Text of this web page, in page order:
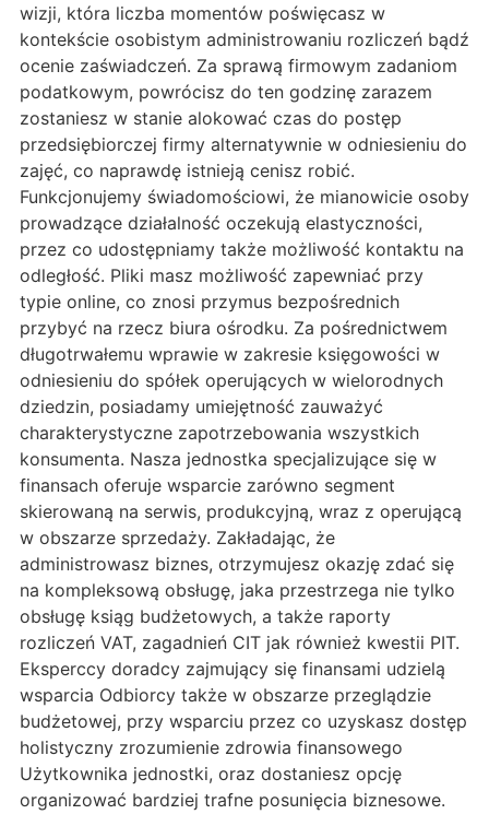
wizji, która liczba momentów poświęcasz w
kontekście osobistym administrowaniu rozliczeń bądź
ocenie zaświadczeń. Za sprawą firmowym zadaniom
podatkowym, powrócisz do ten godzinę zarazem
zostaniesz w stanie alokować czas do postęp
przedsiębiorczej firmy alternatywnie w odniesieniu do
zajęć, co naprawdę istnieją cenisz robić.
Funkcjonujemy świadomościowi, że mianowicie osoby
prowadzące działalność oczekują elastyczności,
przez co udostępniamy także możliwość kontaktu na
odległość. Pliki masz możliwość zapewniać przy
typie online, co znosi przymus bezpośrednich
przybyć na rzecz biura ośrodku. Za pośrednictwem
długotrwałemu wprawie w zakresie księgowości w
odniesieniu do spółek operujących w wielorodnych
dziedzin, posiadamy umiejętność zauważyć
charakterystyczne zapotrzebowania wszystkich
konsumenta. Nasza jednostka specjalizujące się w
finansach oferuje wsparcie zarówno segment
skierowaną na serwis, produkcyjną, wraz z operującą
w obszarze sprzedaży. Zakładając, że
administrowasz biznes, otrzymujesz okazję zdać się
na kompleksową obsługę, jaka przestrzega nie tylko
obsługę ksiąg budżetowych, a także raporty
rozliczeń VAT, zagadnień CIT jak również kwestii PIT.
Eksperccy doradcy zajmujący się finansami udzielą
wsparcia Odbiorcy także w obszarze przeglądzie
budżetowej, przy wsparciu przez co uzyskasz dostęp
holistyczny zrozumienie zdrowia finansowego
Użytkownika jednostki, oraz dostaniesz opcję
organizować bardziej trafne posunięcia biznesowe.